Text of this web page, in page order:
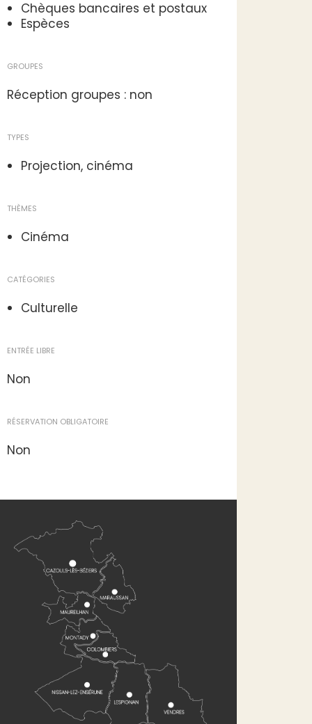
Chèques bancaires et postaux
Espèces
GROUPES
Réception groupes : non
TYPES
Projection, cinéma
THÈMES
Cinéma
CATÉGORIES
Culturelle
ENTRÉE LIBRE
Non
RÉSERVATION OBLIGATOIRE
Non